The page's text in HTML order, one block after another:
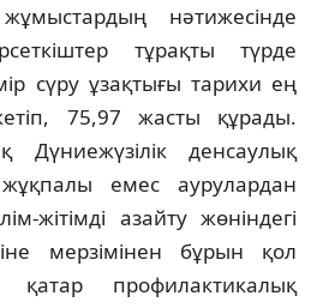
нәтижесінде
тұрақты түрде
сүру ұзақтығы тарихи ең
75,97 жасты құрады.
Дүниежүзілік денсаулық
емес аурулардан
жітімді азайту жөніндегі
мерзімінен бұрын қол
қатар профилактикалық